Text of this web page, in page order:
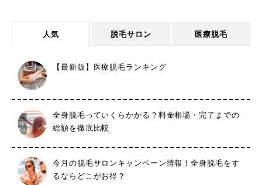
人気 脱毛サロン 医療脱毛
【最新版】医療脱毛ランキング
全身脱毛っていくらかかる？料金相場・完了までの
総額を徹底比較
今月の脱毛サロンキャンペーン情報！全身脱毛をす
るならどこがお得？